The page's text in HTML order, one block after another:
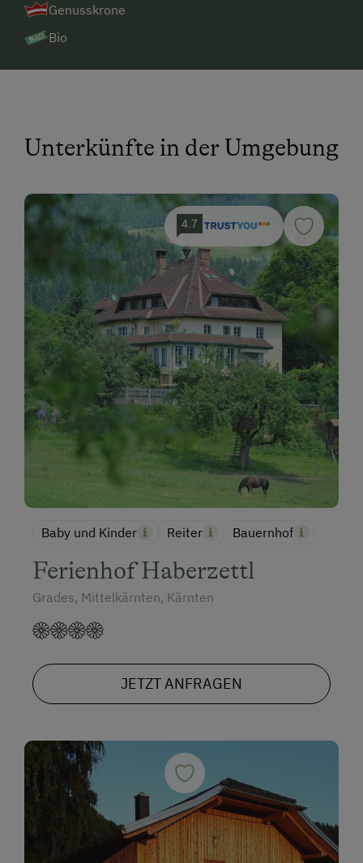
Genusskrone
Bio
Unterkünfte in der Umgebung
4.7
Baby und Kinder Reiter Bauernhof
Ferienhof Haberzettl
Grades, Mittelkärnten, Kärnten
JETZT ANFRAGEN